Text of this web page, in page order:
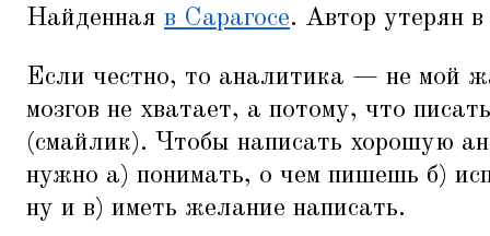
Найденная в Сарагосе. Автор утерян в
Если честно, то аналитика — не мой
мозгов не хватает, а потому, что
(смайлик). Чтобы написать хорошую
нужно а) понимать, о чем пишешь б)
ну и в) иметь желание написать.